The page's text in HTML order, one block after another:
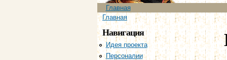
Главное меню
Главная
Вы здесь
Главная
Навигация
Идея проекта
Персоналии